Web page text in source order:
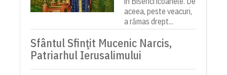
aceea, peste veacuri,
a rămas drept...
Sfântul Sfinţit Mucenic Narcis,
Patriarhul Ierusalimului